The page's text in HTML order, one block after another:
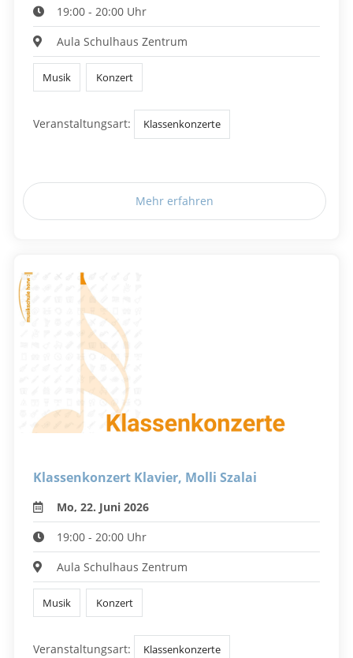
19:00 - 20:00 Uhr
Aula Schulhaus Zentrum
Musik Konzert
Veranstaltungsart: Klassenkonzerte
Mehr erfahren
Klassenkonzert Klavier, Molli Szalai
Mo, 22. Juni 2026
19:00 - 20:00 Uhr
Aula Schulhaus Zentrum
Musik Konzert
Veranstaltungsart: Klassenkonzerte